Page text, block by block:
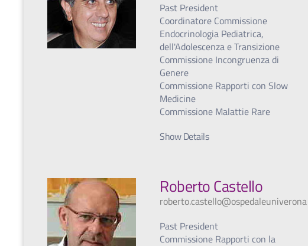
Past President
Coordinatore Commissione
Endocrinologia Pediatrica,
dell'Adolescenza e Transizione
Commissione Incongruenza di
Genere
Commissione Rapporti con Slow
Medicine
Commissione Malattie Rare
Show Details
Roberto Castello
roberto.castello@ospedaleuniverona.it
Past President
Commissione Rapporti con la